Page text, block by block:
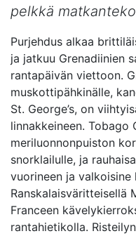
pelkkä
Purjehdus alkaa
ja jatkuu Grenadiinien
rantapäivän viettoon.
muskottipähkinälle,
St. George’s, on
linnakkeineen.
meriluonnonpuiston
snorklailulle, ja
vuorineen ja valkoisine
Franceen
rantahietikolla.